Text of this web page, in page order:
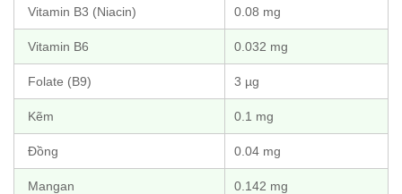
Vitamin B3 (Niacin) 0.08 mg
Vitamin B6 0.032 mg
Folate (B9) 3 µg
Kẽm 0.1 mg
Đồng 0.04 mg
Mangan 0.142 mg